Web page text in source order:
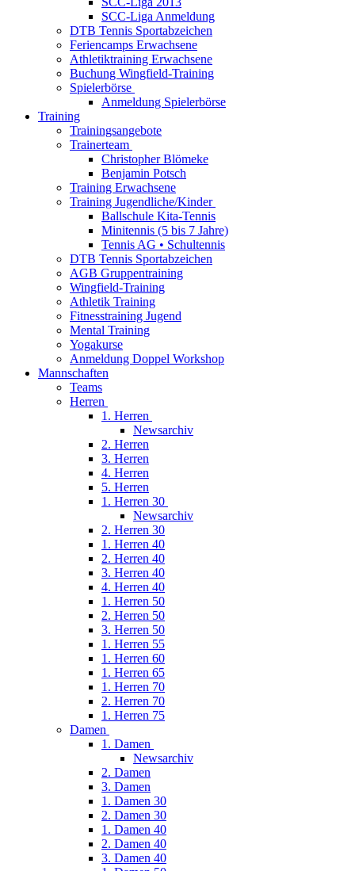
SCC-Liga Anmeldung
DTB Tennis Sportabzeichen
Feriencamps Erwachsene
Athletiktraining Erwachsene
Buchung Wingfield-Training
Spielerbörse
Anmeldung Spielerbörse
Training
Trainingsangebote
Trainerteam
Christopher Blömeke
Benjamin Potsch
Training Erwachsene
Training Jugendliche/Kinder
Ballschule Kita-Tennis
Minitennis (5 bis 7 Jahre)
Tennis AG • Schultennis
DTB Tennis Sportabzeichen
AGB Gruppentraining
Wingfield-Training
Athletik Training
Fitnesstraining Jugend
Mental Training
Yogakurse
Anmeldung Doppel Workshop
Mannschaften
Teams
Herren
1. Herren
Newsarchiv
2. Herren
3. Herren
4. Herren
5. Herren
1. Herren 30
Newsarchiv
2. Herren 30
1. Herren 40
2. Herren 40
3. Herren 40
4. Herren 40
1. Herren 50
2. Herren 50
3. Herren 50
1. Herren 55
1. Herren 60
1. Herren 65
1. Herren 70
2. Herren 70
1. Herren 75
Damen
1. Damen
Newsarchiv
2. Damen
3. Damen
1. Damen 30
2. Damen 30
1. Damen 40
2. Damen 40
3. Damen 40